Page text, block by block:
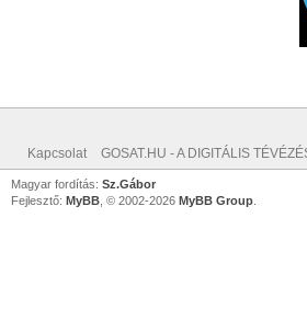
Kapcsolat GOSAT.HU - A DIGITÁLIS
Magyar fordítás: Sz.Gábor
Fejlesztő: MyBB , © 2002-2026 MyBB Group